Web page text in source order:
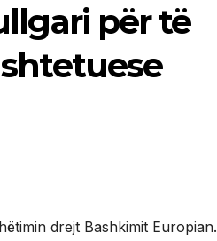
për të
drejt Bashkimit Europian.